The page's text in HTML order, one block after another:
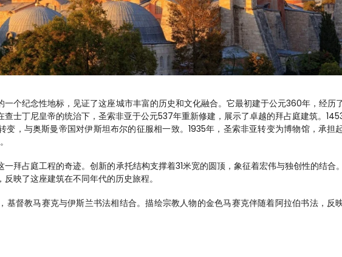
一个纪念性地标，见证了这座城市丰富的历史和文化融合。它最初建于公元360年，经历
士丁尼皇帝的统治下，圣索非亚于公元537年重新修建，展示了卓越的拜占庭建筑。
变，与奥斯曼帝国对伊斯坦布尔的征服相一致。1935年，圣索非亚转变为博物馆，承担
拜占庭工程的奇迹。创新的承托结构支撑着31米宽的圆顶，象征着宏伟与独创性的结合
映了这座建筑在不同年代的历史旅程。
基督教马赛克与伊斯兰书法相结合。描绘宗教人物的金色马赛克伴随着阿拉伯书法，反